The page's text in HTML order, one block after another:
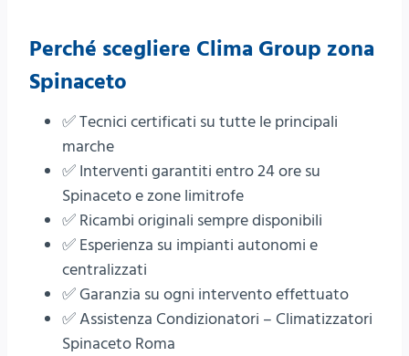
Perché scegliere Clima Group zona
Spinaceto
✅ Tecnici certificati su tutte le principali
marche
✅ Interventi garantiti entro 24 ore su
Spinaceto e zone limitrofe
✅ Ricambi originali sempre disponibili
✅ Esperienza su impianti autonomi e
centralizzati
✅ Garanzia su ogni intervento effettuato
✅ Assistenza Condizionatori – Climatizzatori
Spinaceto Roma